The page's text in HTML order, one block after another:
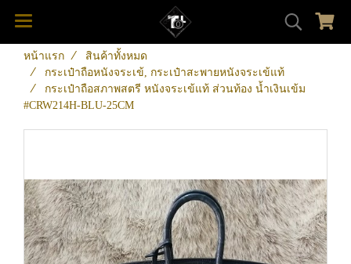
หน้าแรก
สินค้าทั้งหมด
กระเป๋าถือหนังจระเข้, กระเป๋าสะพายหนังจระเข้แท้
กระเป๋าถือสภาพสตรี หนังจระเข้แท้ ส่วนท้อง น้ำเงินเข้ม
#CRW214H-BLU-25CM